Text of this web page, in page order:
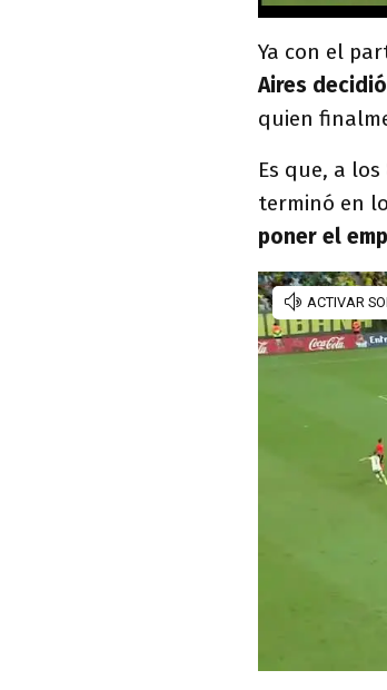
Ya con el
Aires
quien
Es que, a los
terminó en
poner el